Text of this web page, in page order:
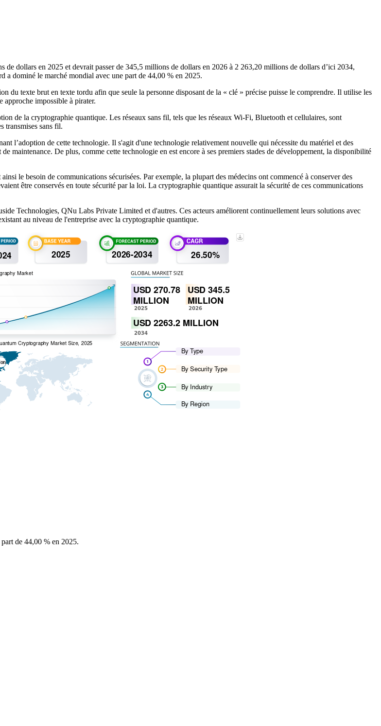
dollars en 2025 et devrait passer de 345,5 millions de dollars en 2026 à 2 263,20 millions de dollars d’ici 2034,
dominé le marché mondial avec une part de 44,00 % en 2025.
du texte brut en texte tordu afin que seule la personne disposant de la « clé » précise puisse le comprendre. Il utilise les
approche impossible à pirater.
de la cryptographie quantique. Les réseaux sans fil, tels que les réseaux Wi-Fi, Bluetooth et cellulaires, sont
transmises sans fil.
l’adoption de cette technologie. Il s'agit d'une technologie relativement nouvelle qui nécessite du matériel et des
maintenance. De plus, comme cette technologie en est encore à ses premiers stades de développement, la disponibilité
le besoin de communications sécurisées. Par exemple, la plupart des médecins ont commencé à conserver des
être conservés en toute sécurité par la loi. La cryptographie quantique assurait la sécurité de ces communications
Technologies, QNu Labs Private Limited et d'autres. Ces acteurs améliorent continuellement leurs solutions avec
au niveau de l'entreprise avec la cryptographie quantique.
de 44,00 % en 2025.